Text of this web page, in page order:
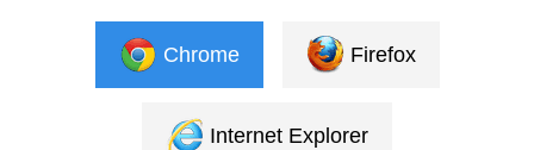
Chrome Firefox
Internet Explorer